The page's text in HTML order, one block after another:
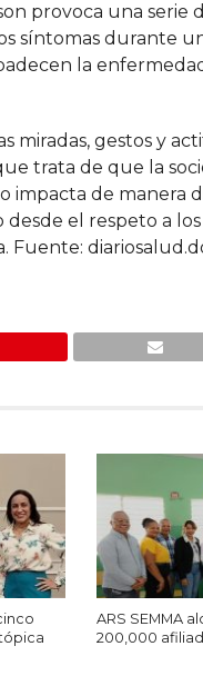
provoca una serie
síntomas durante
la
miradas, gestos y
trata de que la
de manera
desde el respeto a
Fuente:
ARS SEMMA
200,000